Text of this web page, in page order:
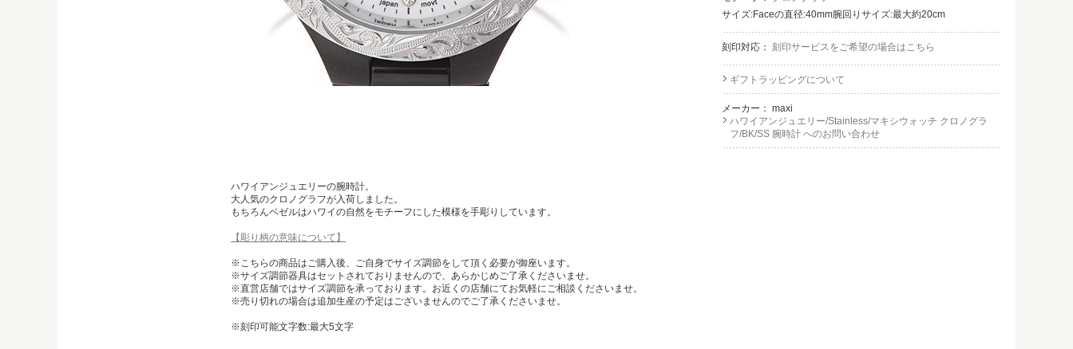
サイズ:Faceの直径:40mm腕回りサイズ:最大約20cm
刻印対応： 刻印サービスをご希望の場合はこちら
ギフトラッピングについて
メーカー： maxi
ハワイアンジュエリー/Stainless/マキシウォッチ クロノグラ
フ/BK/SS 腕時計 へのお問い合わせ
ハワイアンジュエリーの腕時計。
大人気のクロノグラフが入荷しました。
もちろんベゼルはハワイの自然をモチーフにした模様を手彫りしています。
【彫り柄の意味について】
※こちらの商品はご購入後、ご自身でサイズ調節をして頂く必要が御座います。
※サイズ調節器具はセットされておりませんので、あらかじめご了承くださいませ。
※直営店舗ではサイズ調節を承っております。お近くの店舗にてお気軽にご相談くださいませ。
※売り切れの場合は追加生産の予定はございませんのでご了承くださいませ。
※刻印可能文字数:最大5文字